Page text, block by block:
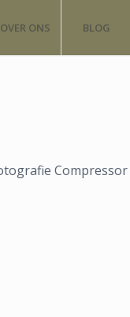
OVER ONS BLOG